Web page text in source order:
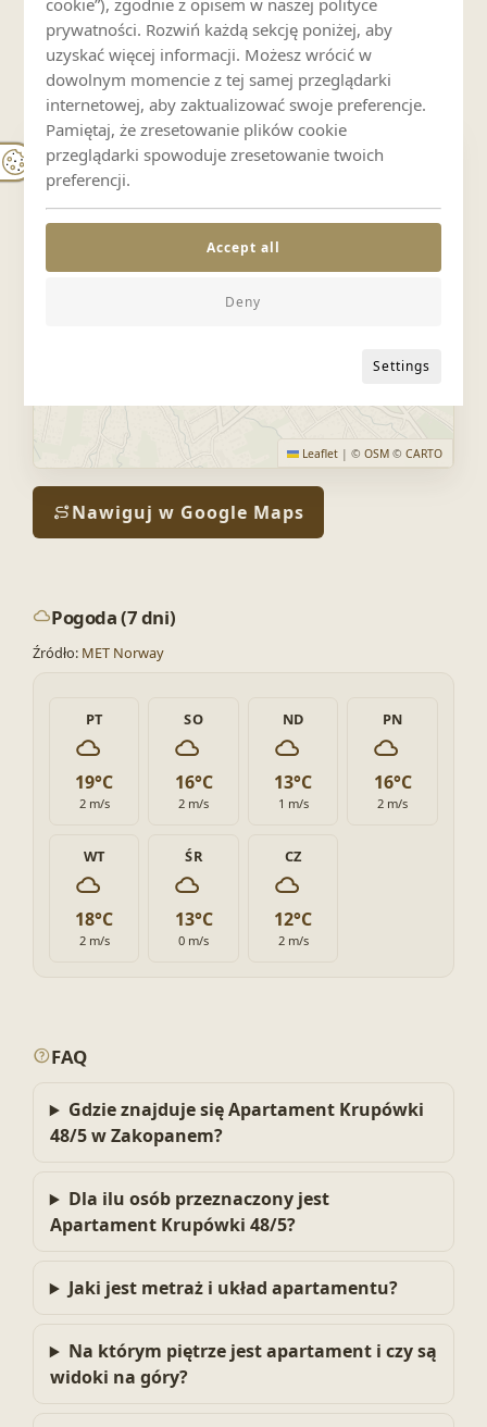
Lokalizacja i mapa
krupówki 48 b , Zakopane 34-500
WIDOK MAPY Jasna
Leaflet | © OSM© CARTO
Nawiguj w Google Maps
Pogoda (7 dni)
Źródło: MET Norway
PT
19°C
2 m/s
SO
16°C
2 m/s
ND
13°C
1 m/s
PN
16°C
2 m/s
WT
18°C
2 m/s
ŚR
13°C
0 m/s
CZ
12°C
2 m/s
FAQ
Gdzie znajduje się Apartament Krupówki
48/5 w Zakopanem?
Dla ilu osób przeznaczony jest
Apartament Krupówki 48/5?
Jaki jest metraż i układ apartamentu?
Na którym piętrze jest apartament i czy są
widoki na góry?
prywatności. Rozwiń każdą sekcję poniżej, aby
uzyskać więcej informacji. Możesz wrócić w
dowolnym momencie z tej samej przeglądarki
internetowej, aby zaktualizować swoje preferencje.
Pamiętaj, że zresetowanie plików cookie
przeglądarki spowoduje zresetowanie twoich
preferencji.
Settings
Deny
Accept all